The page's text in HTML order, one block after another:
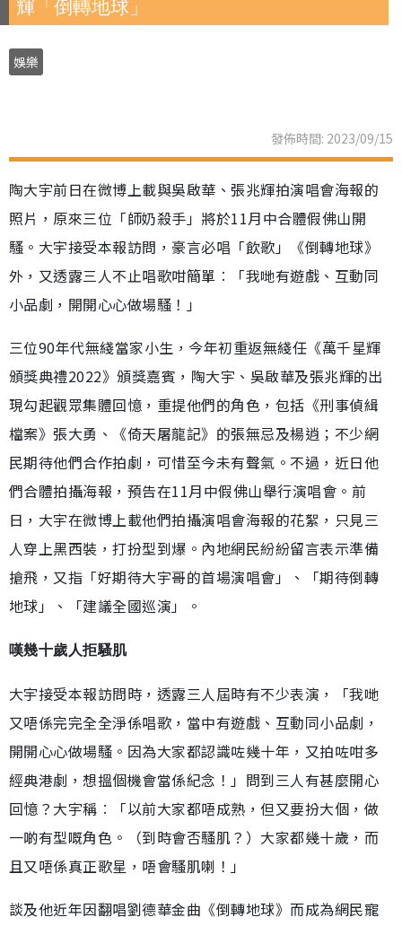
輝「倒轉地球」
娛樂
發佈時間: 2023/09/15
陶大宇前日在微博上載與吳啟華、張兆輝拍演唱會海報的
照片，原來三位「師奶殺手」將於11月中合體假佛山開
騷。大宇接受本報訪問，豪言必唱「飲歌」《倒轉地球》
外，又透露三人不止唱歌咁簡單︰「我哋有遊戲、互動同
小品劇，開開心心做場騷！」
三位90年代無綫當家小生，今年初重返無綫任《萬千星輝
頒獎典禮2022》頒獎嘉賓，陶大宇、吳啟華及張兆輝的出
現勾起觀眾集體回憶，重提他們的角色，包括《刑事偵緝
檔案》張大勇、《倚天屠龍記》的張無忌及楊逍；不少網
民期待他們合作拍劇，可惜至今未有聲氣。不過，近日他
們合體拍攝海報，預告在11月中假佛山舉行演唱會。前
日，大宇在微博上載他們拍攝演唱會海報的花絮，只見三
人穿上黑西裝，打扮型到爆。內地網民紛紛留言表示準備
搶飛，又指「好期待大宇哥的首場演唱會」、「期待倒轉
地球」、「建議全國巡演」。
嘆幾十歲人拒騷肌
大宇接受本報訪問時，透露三人屆時有不少表演，「我哋
又唔係完完全全淨係唱歌，當中有遊戲、互動同小品劇，
開開心心做場騷。因為大家都認識咗幾十年，又拍咗咁多
經典港劇，想搵個機會當係紀念！」問到三人有甚麼開心
回憶？大宇稱︰「以前大家都唔成熟，但又要扮大個，做
一啲有型嘅角色。（到時會否騷肌？）大家都幾十歲，而
且又唔係真正歌星，唔會騷肌喇！」
談及他近年因翻唱劉德華金曲《倒轉地球》而成為網民寵